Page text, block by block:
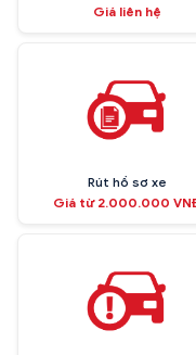
Giá liên hệ
Rút hồ sơ xe
Giá từ 2.000.000